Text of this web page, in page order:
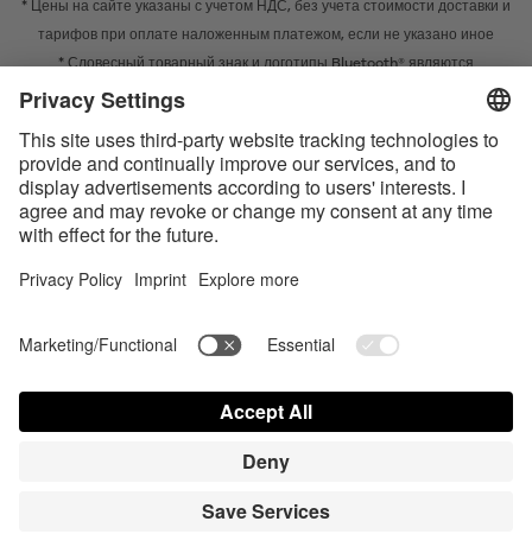
* Цены на сайте указаны с учетом НДС, без учета стоимости доставки и
тарифов при оплате наложенным платежом, если не указано иное
* Словесный товарный знак и логотипы Bluetooth® являются
зарегистрированными товарными знаками Bluetooth SIG, Inc. Компания
Apple, логотип Apple и Apple Watch являются товарными знаками Apple
Inc. Google Play и логотип Google Play являются товарными знаками
Google LLC.
Contact us today
Инструкции по эксплуатации Контакт